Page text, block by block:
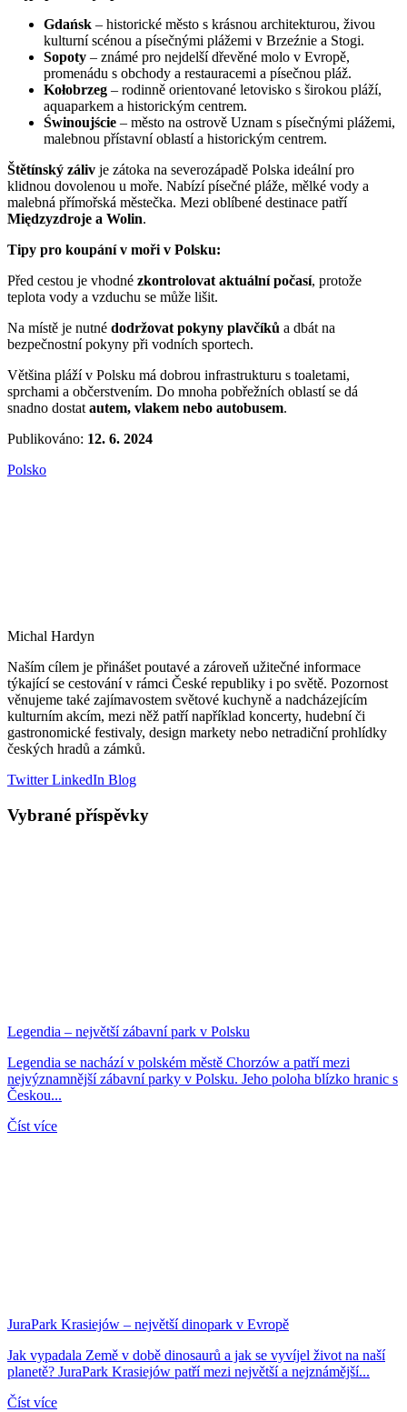
Gdańsk – historické město s krásnou architekturou, živou
kulturní scénou a písečnými plážemi v Brzeźnie a Stogi.
Sopoty – známé pro nejdelší dřevěné molo v Evropě,
promenádu s obchody a restauracemi a písečnou pláž.
Kołobrzeg – rodinně orientované letovisko s širokou pláží,
aquaparkem a historickým centrem.
Świnoujście – město na ostrově Uznam s písečnými plážemi,
malebnou přístavní oblastí a historickým centrem.
Štětínský záliv je zátoka na severozápadě Polska ideální pro
klidnou dovolenou u moře. Nabízí písečné pláže, mělké vody a
malebná přímořská městečka. Mezi oblíbené destinace patří
Międzyzdroje a Wolin.
Tipy pro koupání v moři v Polsku:
Před cestou je vhodné zkontrolovat aktuální počasí, protože
teplota vody a vzduchu se může lišit.
Na místě je nutné dodržovat pokyny plavčíků a dbát na
bezpečnostní pokyny při vodních sportech.
Většina pláží v Polsku má dobrou infrastrukturu s toaletami,
sprchami a občerstvením. Do mnoha pobřežních oblastí se dá
snadno dostat autem, vlakem nebo autobusem.
Publikováno: 12. 6. 2024
Polsko
Michal Hardyn
Naším cílem je přinášet poutavé a zároveň užitečné informace
týkající se cestování v rámci České republiky i po světě. Pozornost
věnujeme také zajímavostem světové kuchyně a nadcházejícím
kulturním akcím, mezi něž patří například koncerty, hudební či
gastronomické festivaly, design markety nebo netradiční prohlídky
českých hradů a zámků.
TwitterLinkedIn Blog
Vybrané příspěvky
Legendia – největší zábavní park v Polsku
Legendia se nachází v polském městě Chorzów a patří mezi
nejvýznamnější zábavní parky v Polsku. Jeho poloha blízko hranic s
Českou...
Číst více
JuraPark Krasiejów – největší dinopark v Evropě
Jak vypadala Země v době dinosaurů a jak se vyvíjel život na naší
planetě? JuraPark Krasiejów patří mezi největší a nejznámější...
Číst více